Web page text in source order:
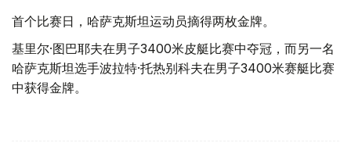
首个比赛日，哈萨克斯坦运动员摘得两枚金牌。
基里尔·图巴耶夫在男子3400米皮艇比赛中夺冠，而另一名
哈萨克斯坦选手波拉特·托热别科夫在男子3400米赛艇比赛
中获得金牌。